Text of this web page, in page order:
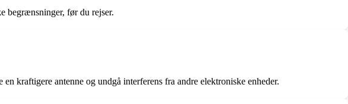
begrænsninger, før du rejser.
kraftigere antenne og undgå interferens fra andre elektroniske enheder.